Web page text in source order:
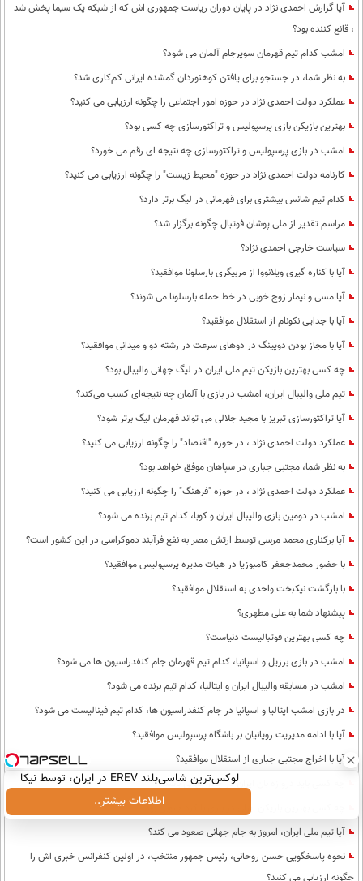
آیا گزارش احمدی نژاد در پایان دوران ریاست جمهوری اش که از شبکه یک سیما پخش شد
، قانع کننده بود؟
امشب کدام تیم قهرمان سوپرجام آلمان می شود؟
به نظر شما، در جستجو برای یافتن کوهنوردان گمشده ایرانی کم‌کاری شد؟
عملکرد دولت احمدی نژاد در حوزه امور اجتماعی را چگونه ارزیابی می کنید؟
بهترین بازیکن بازی پرسپولیس و تراکتورسازی چه کسی بود؟
امشب در بازی پرسپولیس و تراکتورسازی چه نتیجه ای رقم می خورد؟
کارنامه دولت احمدی نژاد در حوزه "محیط زیست" را چگونه ارزیابی می کنید؟
کدام تیم شانس بیشتری برای قهرمانی در لیگ برتر دارد؟
مراسم تقدیر از ملی پوشان فوتبال چگونه برگزار شد؟
سیاست خارجی احمدی نژاد؟
آیا با کناره گیری ویلانووا از مربیگری بارسلونا موافقید؟
آیا مسی و نیمار زوج خوبی در خط حمله بارسلونا می شوند؟
آیا با جدایی نکونام از استقلال موافقید؟
آیا با مجاز بودن دوپینگ در دوهای سرعت در رشته دو و میدانی موافقید؟
چه کسی بهترین بازیکن تیم ملی ایران در لیگ جهانی والیبال بود؟
تیم ملی والیبال ایران، امشب در بازی با آلمان چه نتیجه‌ای کسب می‌کند؟
آیا تراکتورسازی تبریز با مجید جلالی می تواند قهرمان لیگ برتر شود؟
عملکرد دولت احمدی نژاد ، در حوزه "اقتصاد" را چگونه ارزیابی می کنید؟
به نظر شما، مجتبی جباری در سپاهان موفق خواهد بود؟
عملکرد دولت احمدی نژاد ، در حوزه "فرهنگ" را چگونه ارزیابی می کنید؟
امشب در دومین بازی والیبال ایران و کوبا، کدام تیم برنده می شود؟
آیا برکناری محمد مرسی توسط ارتش مصر به نفع فرآیند دموکراسی در این کشور است؟
با حضور محمدجعفر کامبوزیا در هیات مدیره پرسپولیس موافقید؟
با بازگشت نیکبخت واحدی به استقلال موافقید؟
پیشنهاد شما به علی مطهری؟
چه کسی بهترین فوتبالیست دنیاست؟
امشب در بازی برزیل و اسپانیا، کدام تیم قهرمان جام کنفدراسیون ها می شود؟
امشب در مسابقه والیبال ایران و ایتالیا، کدام تیم برنده می شود؟
در بازی امشب ایتالیا و اسپانیا در جام کنفدراسیون ها، کدام تیم فینالیست می شود؟
آیا با ادامه مدیریت رویانیان بر باشگاه پرسپولیس موافقید؟
آیا با اخراج مجتبی جباری از استقلال موافقید؟
چه کسی باید دروازه بان ایران در جام جهانی باشد؟
چه کسی بهترین بازیکن ایران در بازی با کره جنوبی بود؟
آیا تیم ملی ایران، امروز به جام جهانی صعود می کند؟
نحوه پاسخگویی حسن روحانی، رئیس جمهور منتخب، در اولین کنفرانس خبری اش را
چگونه ارزیابی می کنید؟
لوکس‌ترین شاسی‌بلند EREV در ایران، توسط نیکا
موتور رونمایی شد!
اطلاعات بیشتر..